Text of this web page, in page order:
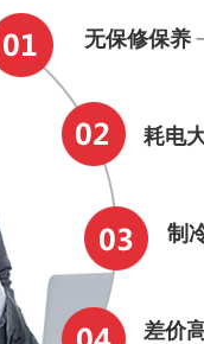
无保修保养
耗电
制
差价